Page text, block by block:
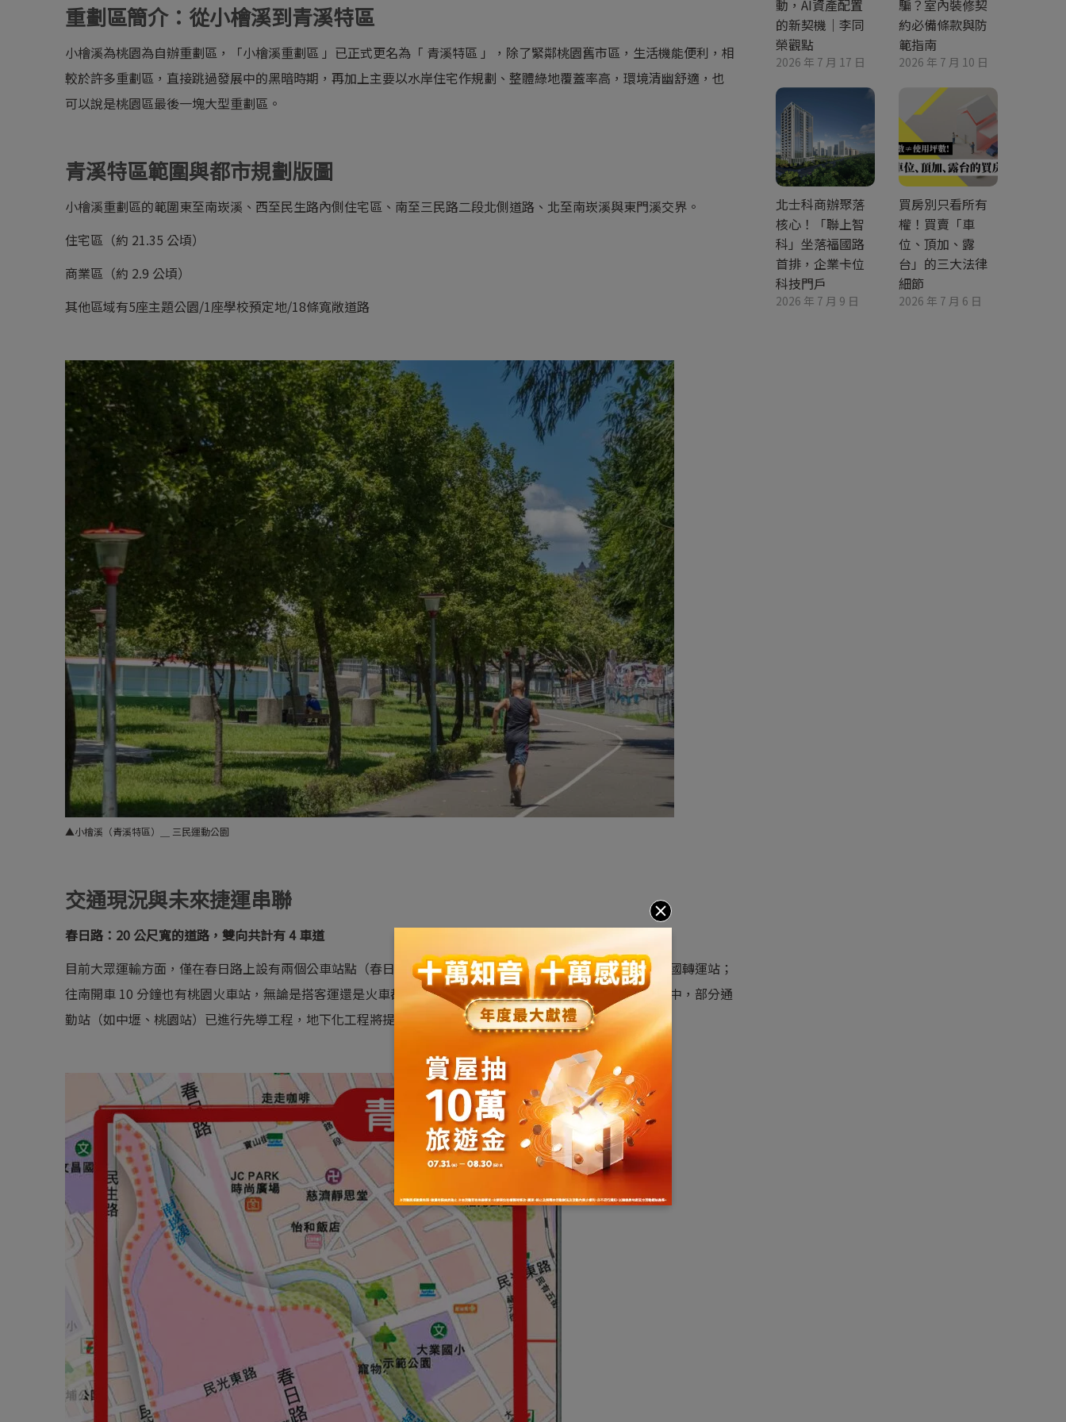
重劃區簡介：從小檜溪到青溪特區
小檜溪為桃園為自辦重劃區，「小檜溪重劃區 」已正式更名為「 青溪特區 」，除了緊鄰桃園舊市區，生活機能便利，相
較於許多重劃區，直接跳過發展中的黑暗時期，再加上主要以水岸住宅作規劃、整體綠地覆蓋率高，環境清幽舒適，也
可以說是桃園區最後一塊大型重劃區。
青溪特區範圍與都市規劃版圖
小檜溪重劃區的範圍東至南崁溪、西至民生路內側住宅區、南至三民路二段北側道路、北至南崁溪與東門溪交界。
住宅區（約 21.35 公頃）
商業區（約 2.9 公頃）
其他區域有5座主題公園/1座學校預定地/18條寬敞道路
▲小檜溪（青溪特區）＿ 三民運動公園
交通現況與未來捷運串聯
春日路：20 公尺寬的道路，雙向共計有 4 車道
目前大眾運輸方面，僅在春日路上設有兩個公車站點（春日路口和新檜溪橋），重劃區往北開車 10 分鐘有經國轉運站；
往南開車 10 分鐘也有桃園火車站，無論是搭客運還是火車都相當的方便。桃園鐵路地下化工程目前全面施工中，部分通
勤站（如中壢、桃園站）已進行先導工程，地下化工程將提升市中心交通便利性。
動，AI資產配置
的新契機｜李同
榮觀點
2026 年 7 月 17 日
騙？室內裝修契
約必備條款與防
範指南
2026 年 7 月 10 日
北士科商辦聚落
核心！「聯上智
科」坐落福國路
首排，企業卡位
科技門戶
2026 年 7 月 9 日
買房別只看所有
權！買賣「車
位、頂加、露
台」的三大法律
細節
2026 年 7 月 6 日